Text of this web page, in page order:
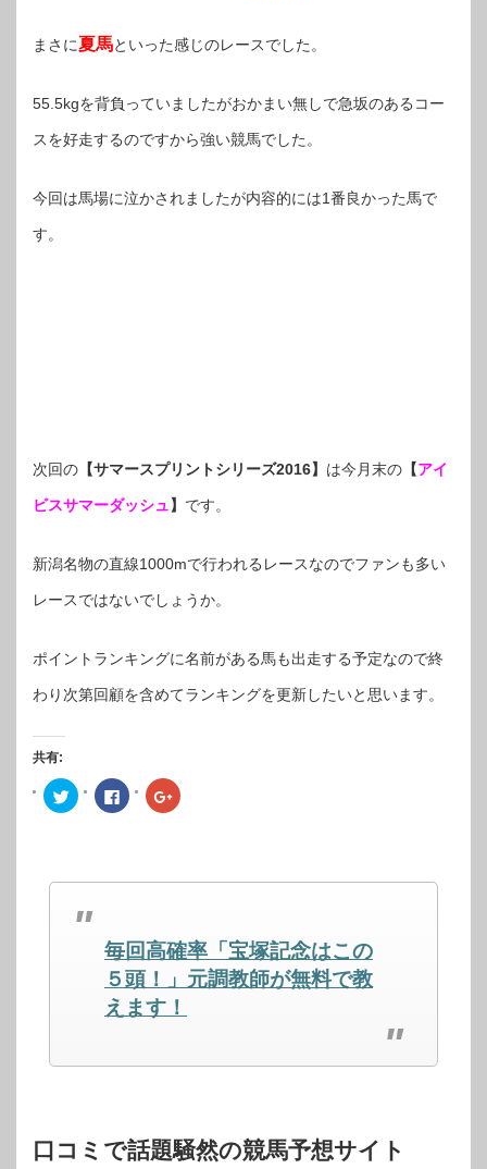
まさに夏馬といった感じのレースでした。
55.5kgを背負っていましたがおかまい無しで急坂のあるコー
スを好走するのですから強い競馬でした。
今回は馬場に泣かされましたが内容的には1番良かった馬で
す。
次回の 【サマースプリントシリーズ2016】 は今月末の 【アイ
ビスサマーダッシュ】 です。
新潟名物の直線1000mで行われるレースなのでファンも多い
レースではないでしょうか。
ポイントランキングに名前がある馬も出走する予定なので終
わり次第回顧を含めてランキングを更新したいと思います。
共有:
ク
リ
で
有
(新
ま
Facebook
で
は
し
て
く
だ
さ
い
ウ
開
き
ク
リ
で
い
ウ
ィ
ン
ド
ウ
ま
毎回高確率「宝塚記念はこの
５頭！」元調教師が無料で教
えます！
口コミで話題騒然の競馬予想サイト